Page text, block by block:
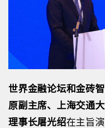
世界金融论坛和金砖
原副主席、上海交通
理事长屠光绍在主旨